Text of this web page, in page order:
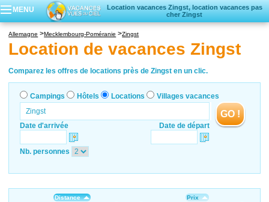
MENU
Location vacances Zingst, location vacances pas
cher Zingst
Locations vacances
Villages vacances
Allemagne Mecklembourg-Poméranie Zingst
Location de vacances Zingst
Comparez les offres de locations près de Zingst en un clic.
Campings Hôtels Locations Villages vacances
Date d'arrivée Date de départ
GO !
Nb. personnes
Distance Prix